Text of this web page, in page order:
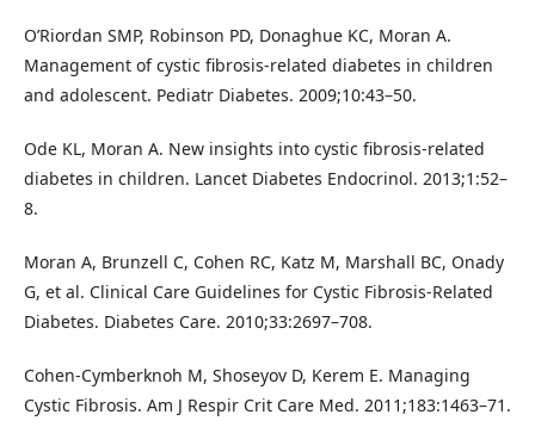
O’Riordan SMP, Robinson PD, Donaghue KC, Moran A.
Management of cystic fibrosis-related diabetes in children
and adolescent. Pediatr Diabetes. 2009;10:43–50.
Ode KL, Moran A. New insights into cystic fibrosis-related
diabetes in children. Lancet Diabetes Endocrinol. 2013;1:52–
8.
Moran A, Brunzell C, Cohen RC, Katz M, Marshall BC, Onady
G, et al. Clinical Care Guidelines for Cystic Fibrosis-Related
Diabetes. Diabetes Care. 2010;33:2697–708.
Cohen-Cymberknoh M, Shoseyov D, Kerem E. Managing
Cystic Fibrosis. Am J Respir Crit Care Med. 2011;183:1463–71.